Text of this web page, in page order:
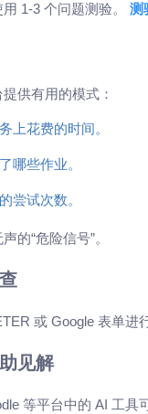
1-3 个问题测验。 测
供有用的模式：
上花费的时间。
哪些作业。
尝试次数。
的“危险信号”。
或 Google 表单进
见解
等平台中的 AI 工